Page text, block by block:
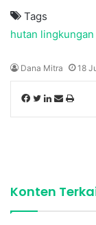
Tags
hutan lingkungan
Dana Mitra 18
Facebook
Twitter
LinkedIn
Share
Print
Konten